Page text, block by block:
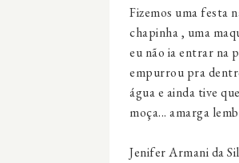
Fizemos uma festa
chapinha , uma
eu não ia entrar na
empurrou pra
água e ainda tive
moça... amarga
Jenifer Armani da